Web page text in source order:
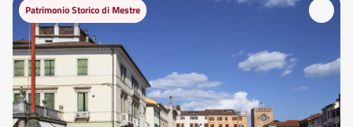
Patrimonio Storico di Mestre